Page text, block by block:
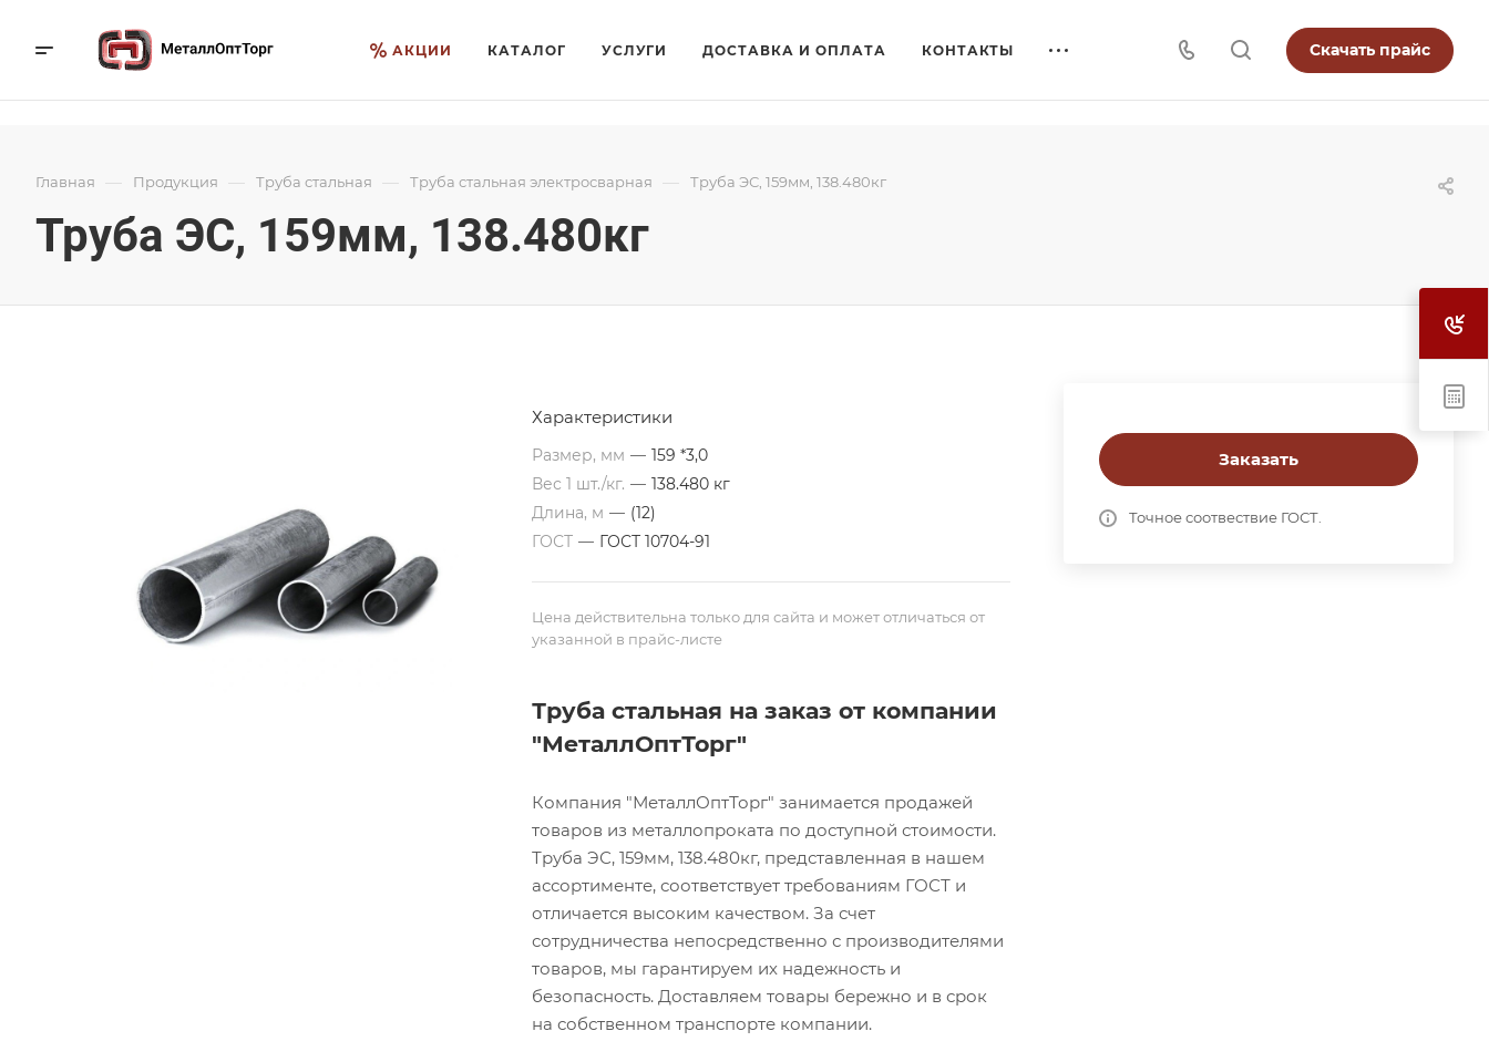
АКЦИИ КАТАЛОГ УСЛУГИ ДОСТАВКА И ОПЛАТА КОНТАКТЫ Скачать прайс
Главная — Продукция — Труба стальная — Труба стальная электросварная — Труба ЭС, 159мм, 138.480кг
Труба ЭС, 159мм, 138.480кг
Заказать
Точное соотвествие ГОСТ.
Характеристики
Размер, мм — 159 *3,0
Вес 1 шт./кг. — 138.480 кг
Длина, м — (12)
ГОСТ — ГОСТ 10704-91
Цена действительна только для сайта и может отличаться от
указанной в прайс-листе
Труба стальная на заказ от компании
"МеталлОптТорг"
Компания "МеталлОптТорг" занимается продажей
товаров из металлопроката по доступной стоимости.
Труба ЭС, 159мм, 138.480кг, представленная в нашем
ассортименте, соответствует требованиям ГОСТ и
отличается высоким качеством. За счет
сотрудничества непосредственно с производителями
товаров, мы гарантируем их надежность и
безопасность. Доставляем товары бережно и в срок
на собственном транспорте компании.